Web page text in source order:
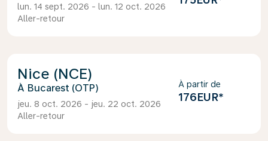
lun. 14 sept. 2026 - lun. 12 oct. 2026
Aller-retour
Nice (NCE)
Bucarest (OTP)
jeu. 8 oct. 2026 - jeu. 22 oct. 2026
Aller-retour
À partir de
176EUR*